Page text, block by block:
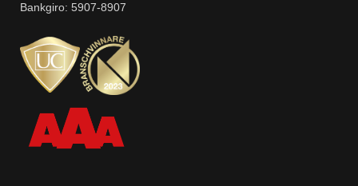
Bankgiro: 5907-8907